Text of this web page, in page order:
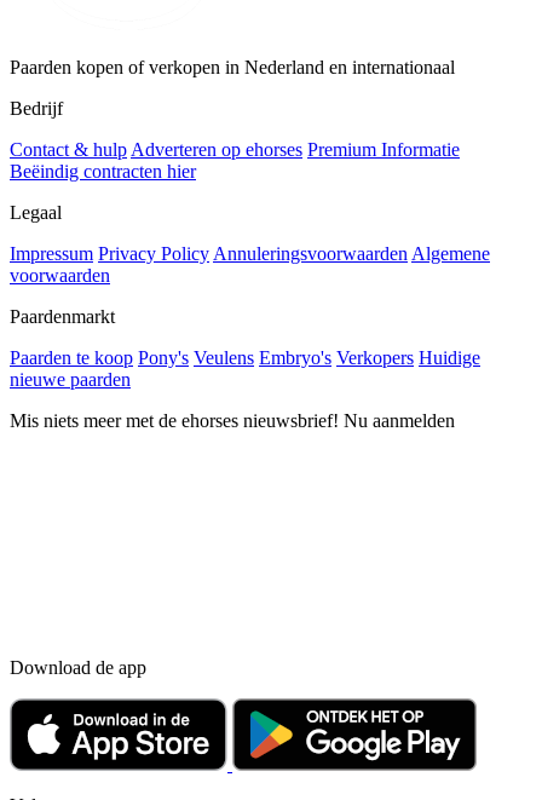
Paarden kopen of verkopen in Nederland en internationaal
Bedrijf
Contact & hulp Adverteren op ehorses Premium Informatie
Beëindig contracten hier
Legaal
Impressum Privacy Policy Annuleringsvoorwaarden Algemene
voorwaarden
Paardenmarkt
Paarden te koop Pony's Veulens Embryo's Verkopers Huidige
nieuwe paarden
Mis niets meer met de ehorses nieuwsbrief! Nu aanmelden
Download de app